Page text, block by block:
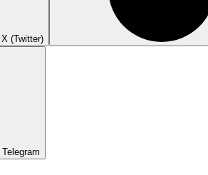
X (Twitter)
Telegram